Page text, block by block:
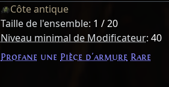
Côte antique
Taille de l'ensemble: 1 / 20
Niveau minimal de Modificateur: 40
Profane une Pièce d'armure Rare